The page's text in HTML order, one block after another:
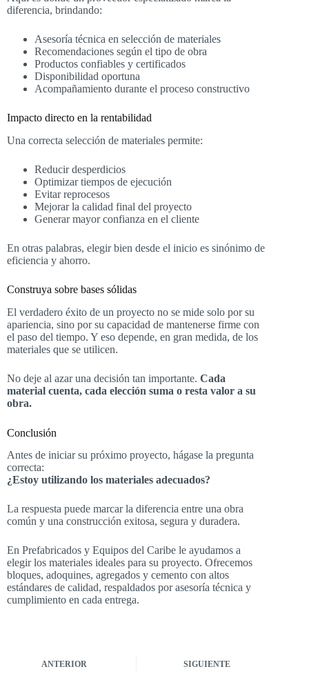
diferencia, brindando:
Asesoría técnica en selección de materiales
Recomendaciones según el tipo de obra
Productos confiables y certificados
Disponibilidad oportuna
Acompañamiento durante el proceso constructivo
Impacto directo en la rentabilidad
Una correcta selección de materiales permite:
Reducir desperdicios
Optimizar tiempos de ejecución
Evitar reprocesos
Mejorar la calidad final del proyecto
Generar mayor confianza en el cliente
En otras palabras, elegir bien desde el inicio es sinónimo de
eficiencia y ahorro.
Construya sobre bases sólidas
El verdadero éxito de un proyecto no se mide solo por su
apariencia, sino por su capacidad de mantenerse firme con
el paso del tiempo. Y eso depende, en gran medida, de los
materiales que se utilicen.
No deje al azar una decisión tan importante. Cada
material cuenta, cada elección suma o resta valor a su
obra.
Conclusión
Antes de iniciar su próximo proyecto, hágase la pregunta
correcta:
¿Estoy utilizando los materiales adecuados?
La respuesta puede marcar la diferencia entre una obra
común y una construcción exitosa, segura y duradera.
En Prefabricados y Equipos del Caribe le ayudamos a
elegir los materiales ideales para su proyecto. Ofrecemos
bloques, adoquines, agregados y cemento con altos
estándares de calidad, respaldados por asesoría técnica y
cumplimiento en cada entrega.
ANTERIOR SIGUIENTE